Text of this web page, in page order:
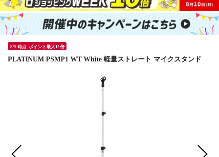
8/9 時点_ポイント最大11倍
PLATINUM PSMP1 WT White 軽量ストレート マイクスタンド